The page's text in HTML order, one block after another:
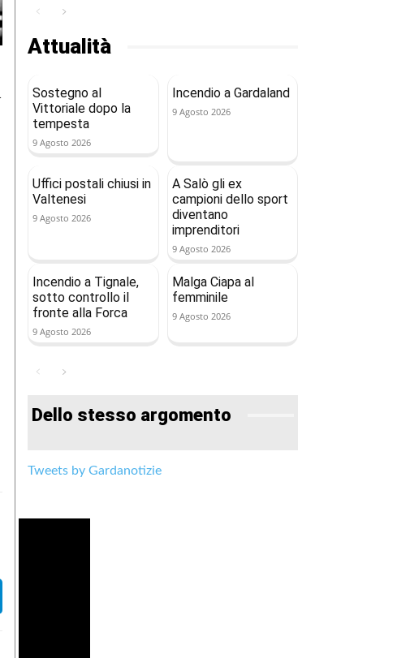
Attualità
Sostegno al
Vittoriale dopo la
tempesta
9 Agosto 2026
Incendio a Gardaland
9 Agosto 2026
Uffici postali chiusi in
Valtenesi
9 Agosto 2026
A Salò gli ex
campioni dello sport
diventano
imprenditori
9 Agosto 2026
Incendio a Tignale,
sotto controllo il
fronte alla Forca
9 Agosto 2026
Malga Ciapa al
femminile
9 Agosto 2026
Dello stesso argomento
Tweets by Gardanotizie